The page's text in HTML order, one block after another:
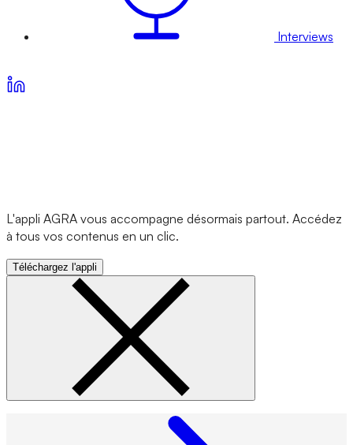
Interviews
L'appli AGRA vous accompagne désormais partout. Accédez
à tous vos contenus en un clic.
Téléchargez l'appli